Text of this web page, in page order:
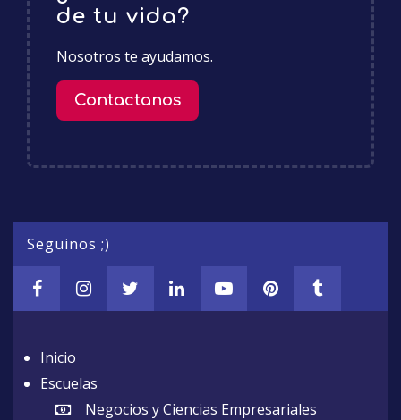
de tu vida?
Nosotros te ayudamos.
Contactanos
Seguinos ;)
Inicio
Escuelas
Negocios y Ciencias Empresariales